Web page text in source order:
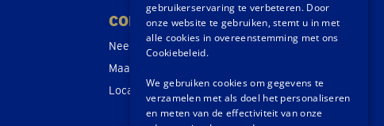
CONTACT
Neem contact op
Maak een afspraak
Locaties
gebruikerservaring te verbeteren. Door
onze website te gebruiken, stemt u in met
alle cookies in overeenstemming met ons
Cookiebeleid.
We gebruiken cookies om gegevens te
verzamelen met als doel het personaliseren
en meten van de effectiviteit van onze